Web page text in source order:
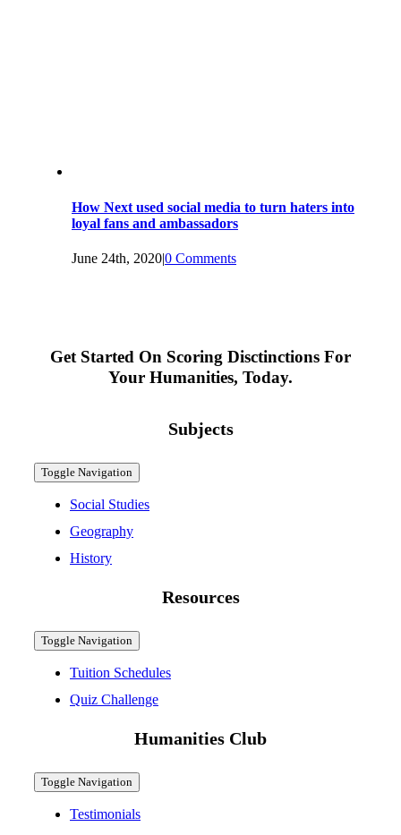
How Next used social media to turn haters into
loyal fans and ambassadors
June 24th, 2020|0 Comments
Get Started On Scoring Disctinctions For
Your Humanities, Today.
Subjects
Toggle Navigation
Social Studies
Geography
History
Resources
Toggle Navigation
Tuition Schedules
Quiz Challenge
Humanities Club
Toggle Navigation
Testimonials